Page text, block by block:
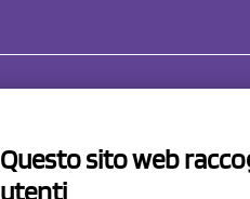
Questo sito web
utenti